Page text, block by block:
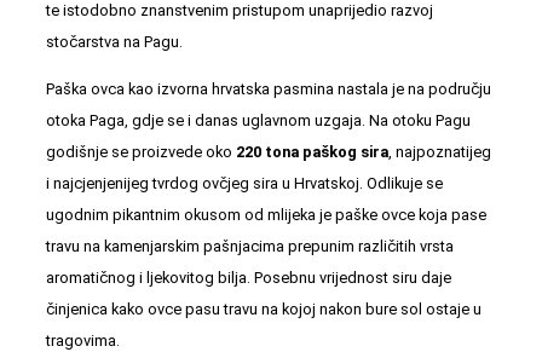
te istodobno znanstvenim pristupom unaprijedio razvoj
stočarstva na Pagu.
Paška ovca kao izvorna hrvatska pasmina nastala je na području
otoka Paga, gdje se i danas uglavnom uzgaja. Na otoku Pagu
godišnje se proizvede oko 220 tona paškog sira, najpoznatijeg
i najcjenjenijeg tvrdog ovčjeg sira u Hrvatskoj. Odlikuje se
ugodnim pikantnim okusom od mlijeka je paške ovce koja pase
travu na kamenjarskim pašnjacima prepunim različitih vrsta
aromatičnog i ljekovitog bilja. Posebnu vrijednost siru daje
činjenica kako ovce pasu travu na kojoj nakon bure sol ostaje u
tragovima.